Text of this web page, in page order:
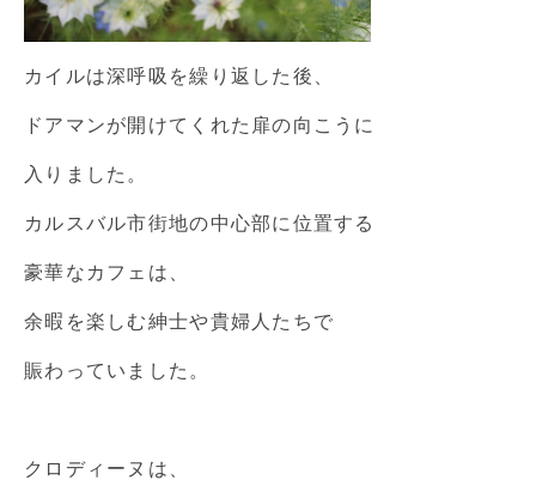
カイルは深呼吸を繰り返した後、
ドアマンが開けてくれた扉の向こうに
入りました。
カルスバル市街地の中心部に位置する
豪華なカフェは、
余暇を楽しむ紳士や貴婦人たちで
賑わっていました。
クロディーヌは、